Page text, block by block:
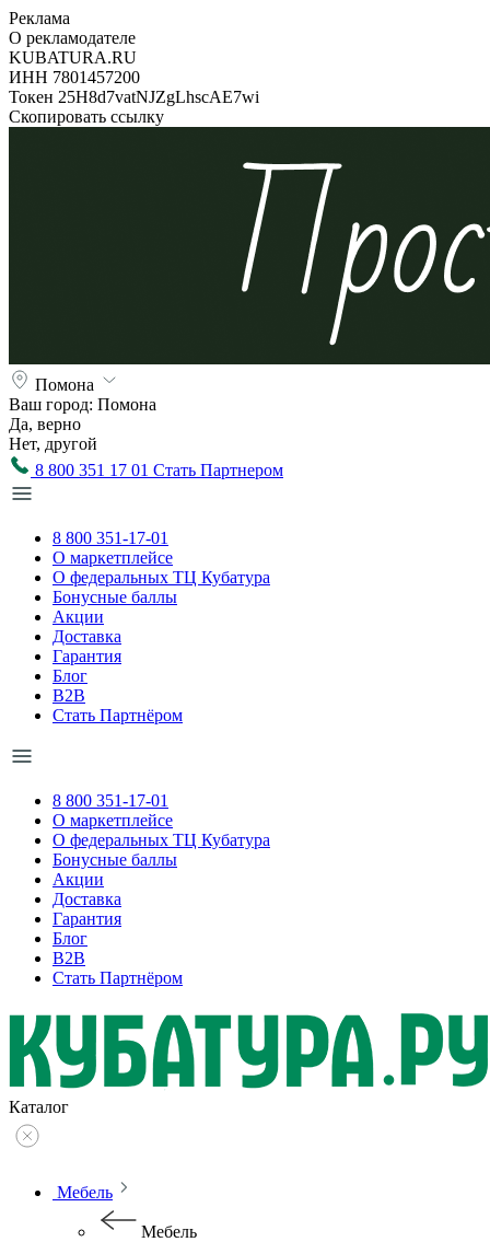
Реклама
О рекламодателе
KUBATURA.RU
ИНН 7801457200
Токен 25H8d7vatNJZgLhscAE7wi
Скопировать ссылку
Помона
Ваш город: Помона
Да, верно
Нет, другой
8 800 351 17 01 Стать Партнером
8 800 351-17-01
О маркетплейсе
О федеральных ТЦ Кубатура
Бонусные баллы
Акции
Доставка
Гарантия
Блог
B2B
Стать Партнёром
8 800 351-17-01
О маркетплейсе
О федеральных ТЦ Кубатура
Бонусные баллы
Акции
Доставка
Гарантия
Блог
B2B
Стать Партнёром
Каталог
Мебель
Мебель